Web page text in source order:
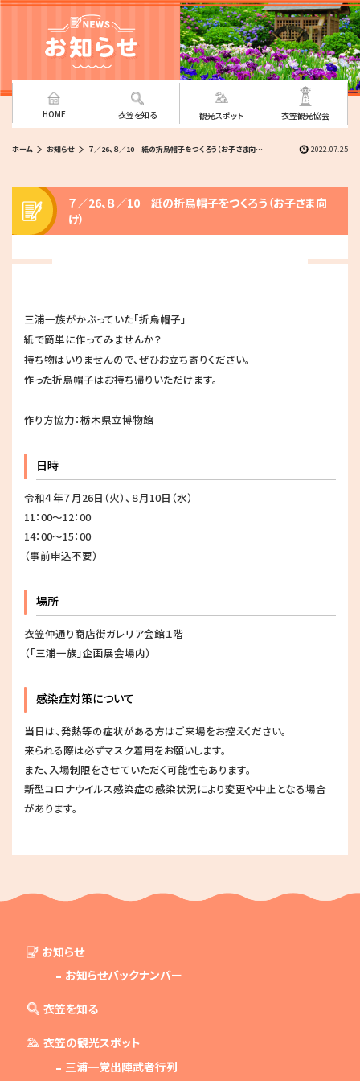
HOME 衣笠を知る 観光スポット 衣笠観光協会
ホーム お知らせ ７／26、８／10 紙の折烏帽子をつくろう（お子さま向け） 2022.07.25
７／26、８／10 紙の折烏帽子をつくろう（お子さま向
け）
三浦一族がかぶっていた「折烏帽子」
紙で簡単に作ってみませんか？
持ち物はいりませんので、ぜひお立ち寄りください。
作った折烏帽子はお持ち帰りいただけます。
作り方協力：栃木県立博物館
日時
令和４年７月26日（火）、８月10日（水）
11：00～12：00
14：00～15：00
（事前申込不要）
場所
衣笠仲通り商店街ガレリア会館１階
（「三浦一族」企画展会場内）
感染症対策について
当日は、発熱等の症状がある方はご来場をお控えください。
来られる際は必ずマスク着用をお願いします。
また、入場制限をさせていただく可能性もあります。
新型コロナウイルス感染症の感染状況により変更や中止となる場合
があります。
お知らせ
お知らせバックナンバー
衣笠を知る
衣笠の観光スポット
三浦一党出陣武者行列